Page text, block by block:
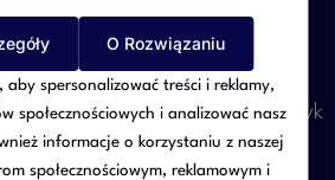
zachować zgodność z
handlowych i uniknąć ryzyk
prawnych.
O Rozwiązaniu
aby spersonalizować treści i reklamy,
społecznościowych i analizować nasz
informacje o korzystaniu z naszej
społecznościowym, reklamowym i